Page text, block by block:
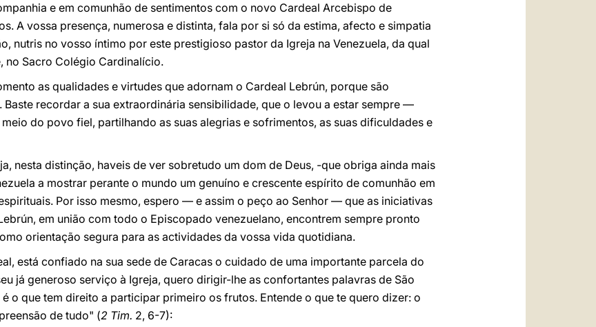
e em comunhão de sentimentos com o novo Cardeal Arcebispo de
A vossa presença, numerosa e distinta, fala por si só da estima, afecto e simpatia
nutris no vosso íntimo por este prestigioso pastor da Igreja na Venezuela, da qual
no Sacro Colégio Cardinalício.
as qualidades e virtudes que adornam o Cardeal Lebrún, porque são
recordar a sua extraordinária sensibilidade, que o levou a estar sempre —
do povo fiel, partilhando as suas alegrias e sofrimentos, as suas dificuldades e
nesta distinção, haveis de ver sobretudo um dom de Deus, -que obriga ainda mais
a mostrar perante o mundo um genuíno e crescente espírito de comunhão em
Por isso mesmo, espero — e assim o peço ao Senhor — que as iniciativas
em união com todo o Episcopado venezuelano, encontrem sempre pronto
orientação segura para as actividades da vossa vida quotidiana.
está confiado na sua sede de Caracas o cuidado de uma importante parcela do
já generoso serviço à Igreja, quero dirigir-lhe as confortantes palavras de São
o que tem direito a participar primeiro os frutos. Entende o que te quero dizer: o
de tudo" (2 Tim. 2, 6-7):